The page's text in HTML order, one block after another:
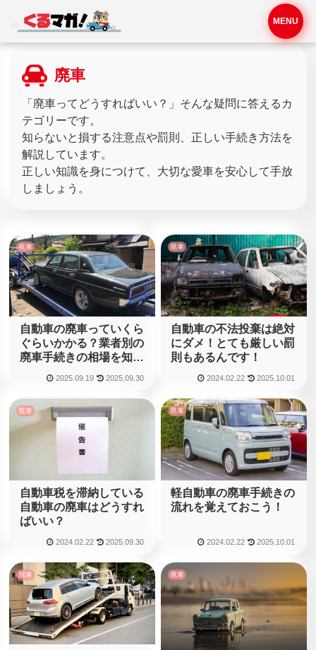
ホーム 廃車
廃車
「廃車ってどうすればいい？」そんな疑問に答えるカ
テゴリーです。
知らないと損する注意点や罰則、正しい手続き方法を
解説しています。
正しい知識を身につけて、大切な愛車を安心して手放
しましょう。
廃車
自動車の廃車っていくら
ぐらいかかる？業者別の
廃車手続きの相場を知っ
2025.09.19 2025.09.30
廃車
自動車の不法投棄は絶対
にダメ！とても厳しい罰
則もあるんです！
2024.02.22 2025.10.01
廃車
自動車税を滞納している
自動車の廃車はどうすれ
ばいい？
2024.02.22 2025.09.30
廃車
軽自動車の廃車手続きの
流れを覚えておこう！
2024.02.22 2025.10.01
廃車 廃車
MENU